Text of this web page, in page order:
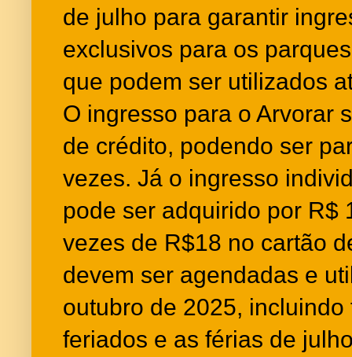
de julho para garantir
exclusivos para os
que podem ser utilizados
O ingresso para o Arvorar
de crédito, podendo ser
vezes. Já o ingresso
pode ser adquirido por R$
vezes de R$18 no cartão
devem ser agendadas e
outubro de 2025,
feriados e as férias de